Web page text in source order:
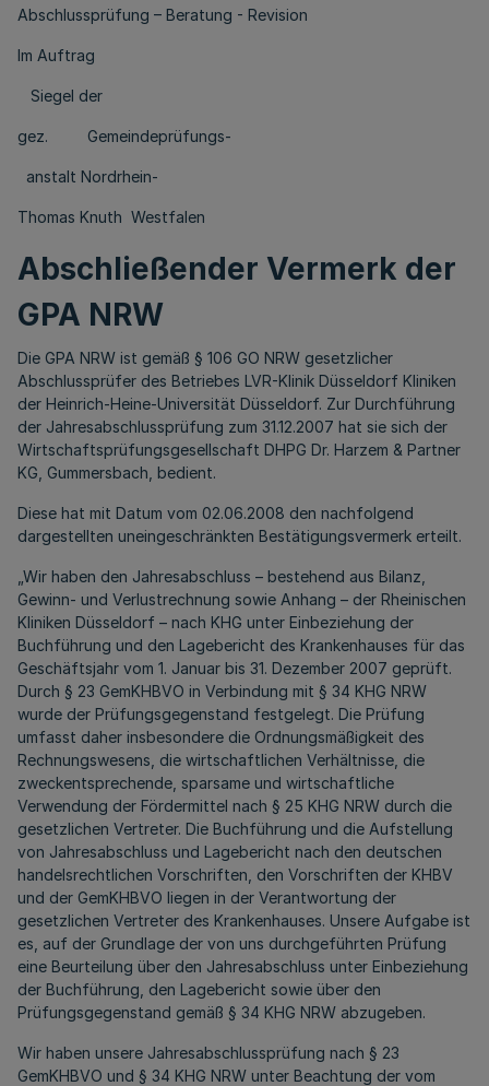
Abschlussprüfung – Beratung - Revision
Im Auftrag
Siegel der
gez. Gemeindeprüfungs-
anstalt Nordrhein-
Thomas Knuth Westfalen
Abschließender Vermerk der
GPA NRW
Die GPA NRW ist gemäß § 106 GO NRW gesetzlicher
Abschlussprüfer des Betriebes LVR-Klinik Düsseldorf Kliniken
der Heinrich-Heine-Universität Düsseldorf. Zur Durchführung
der Jahresabschlussprüfung zum 31.12.2007 hat sie sich der
Wirtschaftsprüfungsgesellschaft DHPG Dr. Harzem & Partner
KG, Gummersbach, bedient.
Diese hat mit Datum vom 02.06.2008 den nachfolgend
dargestellten uneingeschränkten Bestätigungsvermerk erteilt.
„Wir haben den Jahresabschluss – bestehend aus Bilanz,
Gewinn- und Verlustrechnung sowie Anhang – der Rheinischen
Kliniken Düsseldorf – nach KHG unter Einbeziehung der
Buchführung und den Lagebericht des Krankenhauses für das
Geschäftsjahr vom 1. Januar bis 31. Dezember 2007 geprüft.
Durch § 23 GemKHBVO in Verbindung mit § 34 KHG NRW
wurde der Prüfungsgegenstand festgelegt. Die Prüfung
umfasst daher insbesondere die Ordnungsmäßigkeit des
Rechnungswesens, die wirtschaftlichen Verhältnisse, die
zweckentsprechende, sparsame und wirtschaftliche
Verwendung der Fördermittel nach § 25 KHG NRW durch die
gesetzlichen Vertreter. Die Buchführung und die Aufstellung
von Jahresabschluss und Lagebericht nach den deutschen
handelsrechtlichen Vorschriften, den Vorschriften der KHBV
und der GemKHBVO liegen in der Verantwortung der
gesetzlichen Vertreter des Krankenhauses. Unsere Aufgabe ist
es, auf der Grundlage der von uns durchgeführten Prüfung
eine Beurteilung über den Jahresabschluss unter Einbeziehung
der Buchführung, den Lagebericht sowie über den
Prüfungsgegenstand gemäß § 34 KHG NRW abzugeben.
Wir haben unsere Jahresabschlussprüfung nach § 23
GemKHBVO und § 34 KHG NRW unter Beachtung der vom